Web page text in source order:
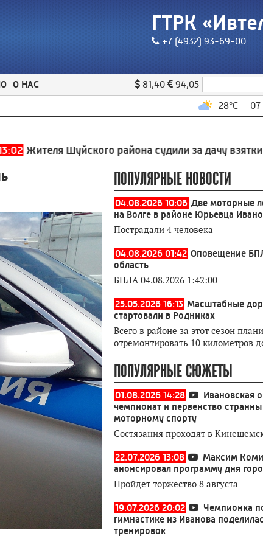
ГТРК
+7 (4932) 93-69-00
О НАС 81,40
94,05
28°C 07
Шуйского района судили за дачу взятки
ПОПУЛЯРНЫЕ НОВОСТИ
04.08.2026 10:06 Две моторные
на Волге в районе Юрьевца
Пострадали 4 человека
04.08.2026 01:42 Оповещение
область
БПЛА 04.08.2026 1:42:00
25.05.2026 16:13 Масштабные
стартовали в Родниках
Всего в районе за этот сезон
отремонтировать 10 километров
ПОПУЛЯРНЫЕ СЮЖЕТЫ
01.08.2026 14:28
Ивановская
чемпионат и первенство
моторному спорту
Состязания проходят в
22.07.2026 13:08
Максим
анонсировал программу дня
Пройдет торжество 8 августа
19.07.2026 20:02
Чемпионка
гимнастике из Иванова
тренировок